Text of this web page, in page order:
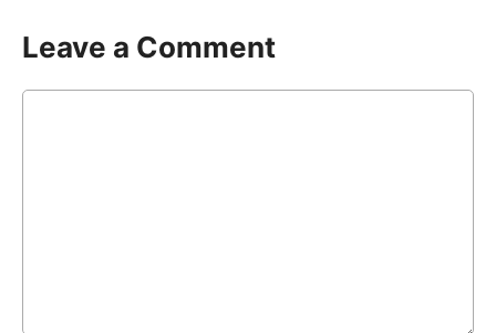
Leave a Comment
Comment